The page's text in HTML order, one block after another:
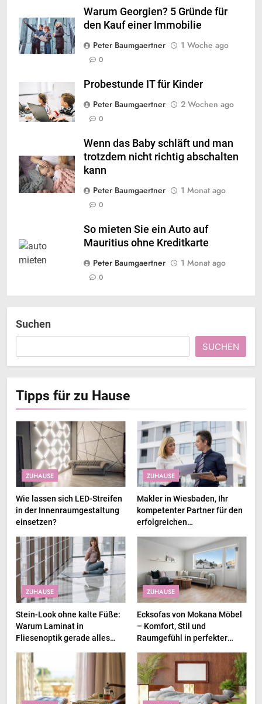
Warum Georgien? 5 Gründe für
den Kauf einer Immobilie
Peter Baumgaertner
1 Woche ago
0
Probestunde IT für Kinder
Peter Baumgaertner
2 Wochen ago
0
Wenn das Baby schläft und man
trotzdem nicht richtig abschalten
kann
Peter Baumgaertner
1 Monat ago
0
So mieten Sie ein Auto auf
Mauritius ohne Kreditkarte
Peter Baumgaertner
1 Monat ago
0
Suchen
SUCHEN
Tipps für zu Hause
ZUHAUSE
Wie lassen sich LED-Streifen
in der Innenraumgestaltung
einsetzen?
ZUHAUSE
Makler in Wiesbaden, Ihr
kompetenter Partner für den
erfolgreichen
Immobilienkauf
ZUHAUSE
Stein-Look ohne kalte Füße:
Warum Laminat in
Fliesenoptik gerade alles
ZUHAUSE
Ecksofas von Mokana Möbel
– Komfort, Stil und
Raumgefühl in perfekter